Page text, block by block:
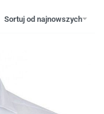
Sortuj od najnowszych